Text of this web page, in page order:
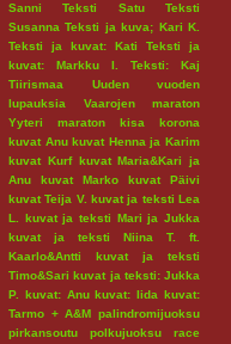
Sanni
Teksti Satu
Teksti
Susanna Teksti ja kuva; Kari K.
Teksti ja kuvat: Kati
Teksti ja
kuvat: Markku I.
Teksti: Kaj
Tiirismaa
Uuden vuoden
lupauksia
Vaarojen maraton
Yyteri maraton
kisa
korona
kuvat Anu kuvat Henna ja Karim
kuvat Kurf kuvat Maria&Kari ja
Anu
kuvat Marko
kuvat Päivi
kuvat Teija V. kuvat ja teksti Lea
L.
kuvat ja teksti Mari ja Jukka
kuvat ja teksti Niina T. ft.
Kaarlo&Antti
kuvat ja teksti
Timo&Sari kuvat ja teksti: Jukka
P.
kuvat: Anu kuvat: Iida kuvat:
Tarmo + A&M palindromijuoksu
pirkansoutu
polkujuoksu
race